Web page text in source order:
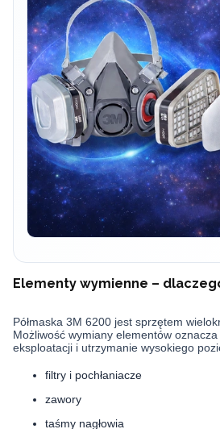
Elementy wymienne –
Półmaska 3M 6200 jest sprzętem
Możliwość wymiany elementów
eksploatacji i utrzymanie wysokiego
filtry i pochłaniacze
zawory
taśmy nagłowia